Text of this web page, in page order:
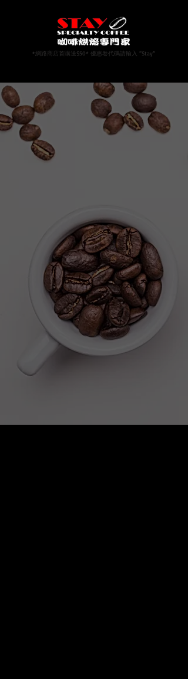
*網路商店首購送$50* 優惠卷代碼請輸入 “Stay”
抱歉，無法提供此產品
我的帳戶
跟踪訂單
我的最愛
購物車
Display prices in: